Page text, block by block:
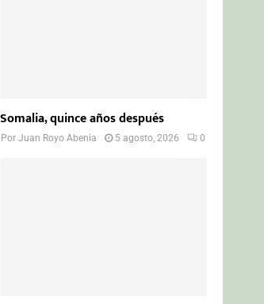
Somalia, quince años después
PorJuan Royo Abenia 5 agosto, 2026 0